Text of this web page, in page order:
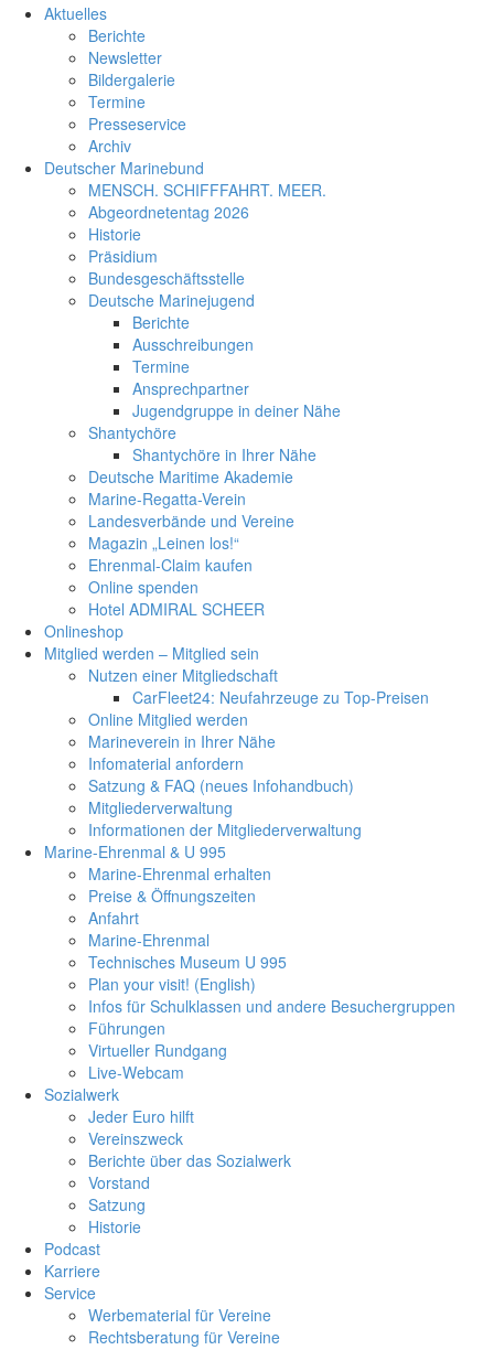
Aktuelles
Berichte
Newsletter
Bildergalerie
Termine
Presseservice
Archiv
Deutscher Marinebund
MENSCH. SCHIFFFAHRT. MEER.
Abgeordnetentag 2026
Historie
Präsidium
Bundesgeschäftsstelle
Deutsche Marinejugend
Berichte
Ausschreibungen
Termine
Ansprechpartner
Jugendgruppe in deiner Nähe
Shantychöre
Shantychöre in Ihrer Nähe
Deutsche Maritime Akademie
Marine-Regatta-Verein
Landesverbände und Vereine
Magazin „Leinen los!“
Ehrenmal-Claim kaufen
Online spenden
Hotel ADMIRAL SCHEER
Onlineshop
Mitglied werden – Mitglied sein
Nutzen einer Mitgliedschaft
CarFleet24: Neufahrzeuge zu Top-Preisen
Online Mitglied werden
Marineverein in Ihrer Nähe
Infomaterial anfordern
Satzung & FAQ (neues Infohandbuch)
Mitgliederverwaltung
Informationen der Mitgliederverwaltung
Marine-Ehrenmal & U 995
Marine-Ehrenmal erhalten
Preise & Öffnungszeiten
Anfahrt
Marine-Ehrenmal
Technisches Museum U 995
Plan your visit! (English)
Infos für Schulklassen und andere Besuchergruppen
Führungen
Virtueller Rundgang
Live-Webcam
Sozialwerk
Jeder Euro hilft
Vereinszweck
Berichte über das Sozialwerk
Vorstand
Satzung
Historie
Podcast
Karriere
Service
Werbematerial für Vereine
Rechtsberatung für Vereine